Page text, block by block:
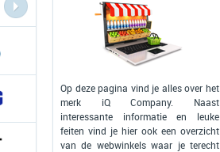
COMPUTERS
2
3
Op deze pagina vind je alles over het
merk iQ Company. Naast
interessante informatie en leuke
feiten vind je hier ook een overzicht
van de webwinkels waar je terecht